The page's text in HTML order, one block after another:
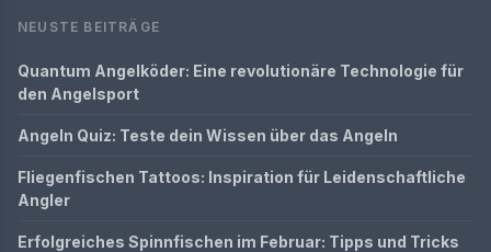
NEUSTE BEITRÄGE
Quantum Angelköder: Eine revolutionäre Technologie für
den Angelsport
Angeln Quiz: Teste dein Wissen über das Angeln
Fliegenfischen Tattoos: Inspiration für Leidenschaftliche
Angler
Erfolgreiches Spinnfischen im Februar: Tipps und Tricks